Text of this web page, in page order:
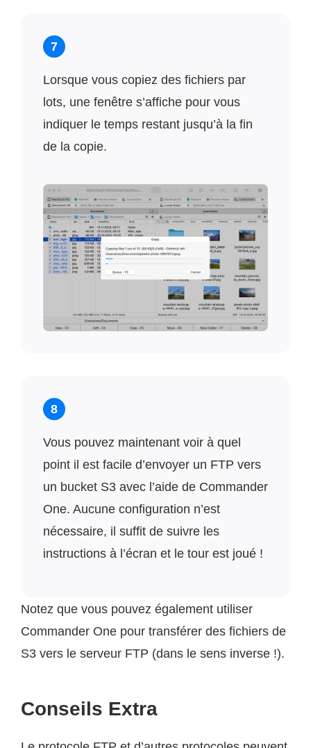
7
Lorsque vous copiez des fichiers par
lots, une fenêtre s’affiche pour vous
indiquer le temps restant jusqu’à la fin
de la copie.
8
Vous pouvez maintenant voir à quel
point il est facile d’envoyer un FTP vers
un bucket S3 avec l’aide de Commander
One. Aucune configuration n’est
nécessaire, il suffit de suivre les
instructions à l’écran et le tour est joué !
Notez que vous pouvez également utiliser
Commander One pour transférer des fichiers de
S3 vers le serveur FTP (dans le sens inverse !).
Conseils Extra